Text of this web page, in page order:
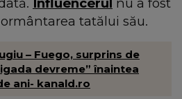
Influencerul nu a fost
tatălui său.
– Fuego, surprins de
devreme” înaintea
ani- kanald.ro